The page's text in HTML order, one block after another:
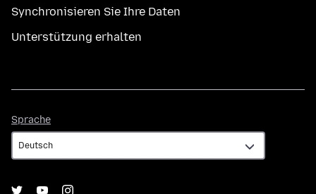
Synchronisieren Sie Ihre Daten
Unterstützung erhalten
Sprache